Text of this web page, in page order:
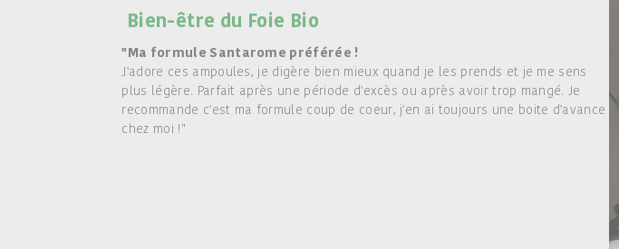
Bien-être du Foie Bio
"Ma formule Santarome préférée !
J'adore ces ampoules, je digère bien mieux quand je les prends et je me sens
plus légère. Parfait après une période d'excès ou après avoir trop mangé. Je
recommande c'est ma formule coup de coeur, j'en ai toujours une boite d'avance
chez moi !"